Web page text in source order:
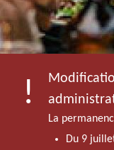
La
Du 9